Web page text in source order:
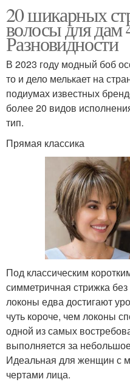
20 шикарных
волосы для дам
Разновидности
В 2023 году модный боб
то и дело мелькает на
подиумах известных
более 20 видов
тип.
Прямая классика
Под классическим
симметричная стрижка
локоны едва достигают
чуть короче, чем локоны
одной из самых
выполняется за
Идеальная для женщин с
чертами лица.